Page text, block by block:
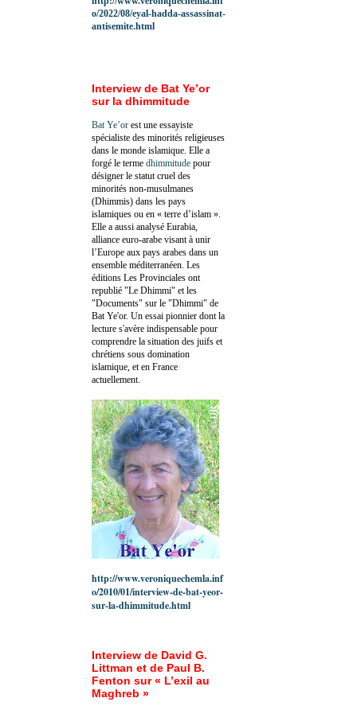
o/2022/08/eyal-hadda-assassinat-
antisemite.html
Interview de Bat Ye’or
sur la dhimmitude
Bat Ye’or est une essayiste
spécialiste des minorités religieuses
dans le monde islamique. Elle a
forgé le terme dhimmitude pour
désigner le statut cruel des
minorités non-musulmanes
(Dhimmis) dans les pays
islamiques ou en « terre d’islam ».
Elle a aussi analysé Eurabia,
alliance euro-arabe visant à unir
l’Europe aux pays arabes dans un
ensemble méditerranéen. Les
éditions Les Provinciales ont
republié "Le Dhimmi" et les
"Documents" sur le "Dhimmi" de
Bat Ye'or. Un essai pionnier dont la
lecture s'avère indispensable pour
comprendre la situation des juifs et
chrétiens sous domination
islamique, et en France
actuellement.
http://www.veroniquechemla.inf
o/2010/01/interview-de-bat-yeor-
sur-la-dhimmitude.html
Interview de David G.
Littman et de Paul B.
Fenton sur « L’exil au
Maghreb »